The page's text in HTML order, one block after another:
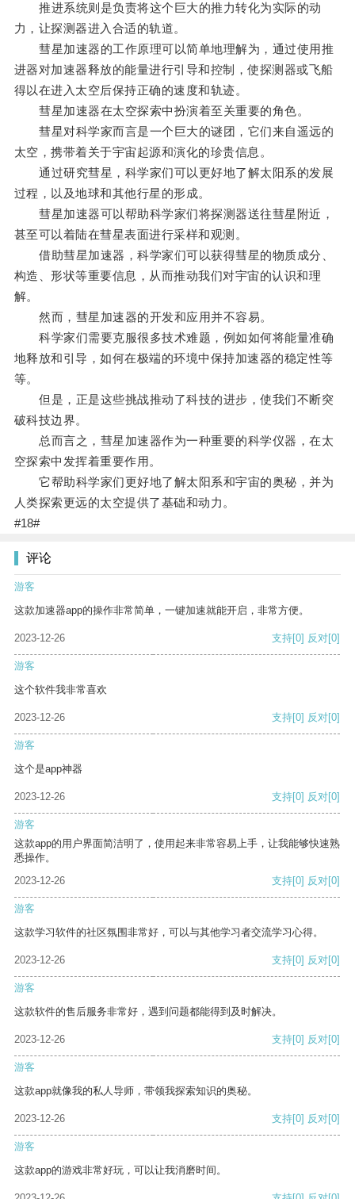
推进系统则是负责将这个巨大的推力转化为实际的动
力，让探测器进入合适的轨道。
彗星加速器的工作原理可以简单地理解为，通过使用推
进器对加速器释放的能量进行引导和控制，使探测器或飞船
得以在进入太空后保持正确的速度和轨迹。
彗星加速器在太空探索中扮演着至关重要的角色。
彗星对科学家而言是一个巨大的谜团，它们来自遥远的
太空，携带着关于宇宙起源和演化的珍贵信息。
通过研究彗星，科学家们可以更好地了解太阳系的发展
过程，以及地球和其他行星的形成。
彗星加速器可以帮助科学家们将探测器送往彗星附近，
甚至可以着陆在彗星表面进行采样和观测。
借助彗星加速器，科学家们可以获得彗星的物质成分、
构造、形状等重要信息，从而推动我们对宇宙的认识和理
解。
然而，彗星加速器的开发和应用并不容易。
科学家们需要克服很多技术难题，例如如何将能量准确
地释放和引导，如何在极端的环境中保持加速器的稳定性等
等。
但是，正是这些挑战推动了科技的进步，使我们不断突
破科技边界。
总而言之，彗星加速器作为一种重要的科学仪器，在太
空探索中发挥着重要作用。
它帮助科学家们更好地了解太阳系和宇宙的奥秘，并为
人类探索更远的太空提供了基础和动力。
#18#
评论
游客
这款加速器app的操作非常简单，一键加速就能开启，非常方便。
2023-12-26 支持[0] 反对[0]
游客
这个软件我非常喜欢
2023-12-26 支持[0] 反对[0]
游客
这个是app神器
2023-12-26 支持[0] 反对[0]
游客
这款app的用户界面简洁明了，使用起来非常容易上手，让我能够快速熟
悉操作。
2023-12-26
支持[0] 反对[0]
游客
这款学习软件的社区氛围非常好，可以与其他学习者交流学习心得。
2023-12-26 支持[0] 反对[0]
游客
这款软件的售后服务非常好，遇到问题都能得到及时解决。
2023-12-26 支持[0] 反对[0]
游客
这款app就像我的私人导师，带领我探索知识的奥秘。
2023-12-26 支持[0] 反对[0]
游客
这款app的游戏非常好玩，可以让我消磨时间。